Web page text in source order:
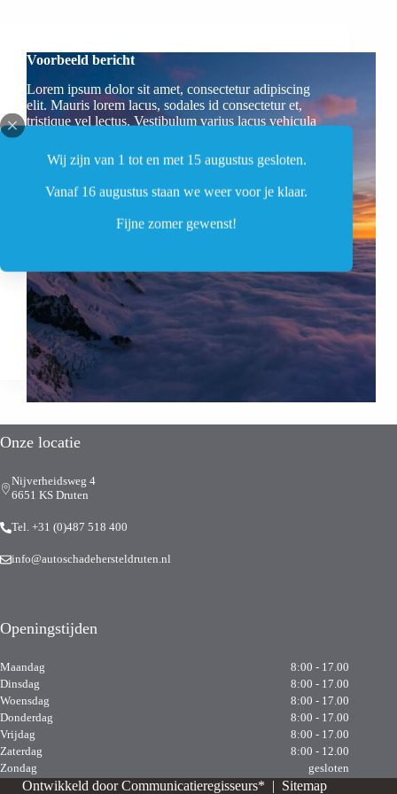
Wij zijn van 1 tot en met 15 augustus gesloten.
Vanaf 16 augustus staan we weer voor je klaar.
Fijne zomer gewenst!
Voorbeeld bericht
Lorem ipsum dolor sit amet, consectetur adipiscing
elit. Mauris lorem lacus, sodales id consectetur et,
tristique vel lectus. Vestibulum varius lacus vehicula
non eros sit amet, porttitor vehicula lectus.
Onze locatie
Nijverheidsweg 4
6651 KS Druten
Tel. +31 (0)487 518 400
info@autoschadehersteldruten.nl
Openingstijden
Maandag
8:00 - 17.00
Dinsdag
8:00 - 17.00
Woensdag
8:00 - 17.00
Donderdag
8:00 - 17.00
Vrijdag
8:00 - 17.00
Zaterdag
8:00 - 12.00
Zondag
gesloten
Ontwikkeld doorCommunicatieregisseurs* | Sitemap